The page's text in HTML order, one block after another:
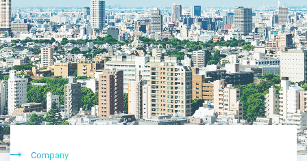
Company